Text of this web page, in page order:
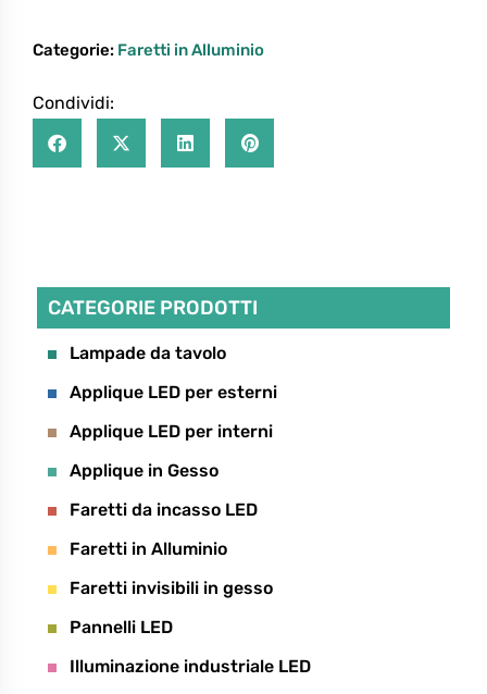
Richiedo informazioni sul prodotto:
Categorie: Faretti in Alluminio
Condividi:
CATEGORIE PRODOTTI
Lampade da tavolo
Applique LED per esterni
Applique LED per interni
Applique in Gesso
Faretti da incasso LED
Faretti in Alluminio
Faretti invisibili in gesso
Pannelli LED
Illuminazione industriale LED